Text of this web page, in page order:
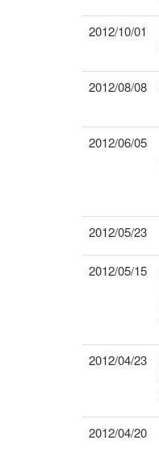
2012/10/01
2012/08/08
2012/06/05
2012/05/23
2012/05/15
2012/04/23
2012/04/20